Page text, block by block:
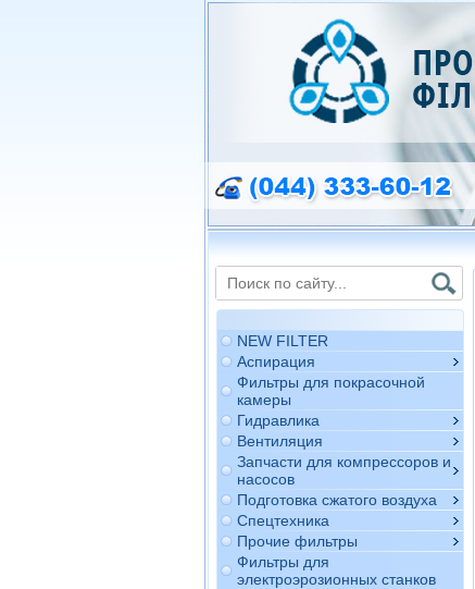
NEW FILTER
Аспирация
Фильтры для покрасочной
камеры
Гидравлика
Вентиляция
Запчасти для компрессоров и
насосов
Подготовка сжатого воздуха
Спецтехника
Прочие фильтры
Фильтры для
электроэрозионных станков